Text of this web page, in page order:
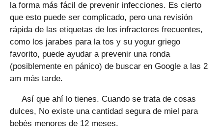
la forma más fácil de prevenir infecciones. Es cierto
que esto puede ser complicado, pero una revisión
rápida de las etiquetas de los infractores frecuentes,
como los jarabes para la tos y su yogur griego
favorito, puede ayudar a prevenir una ronda
(posiblemente en pánico) de buscar en Google a las 2
am más tarde.
Así que ahí lo tienes. Cuando se trata de cosas
dulces, No existe una cantidad segura de miel para
bebés menores de 12 meses.